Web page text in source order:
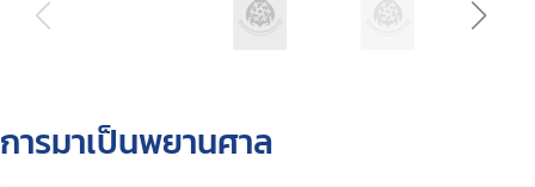
การมาเป็นพยานศาล